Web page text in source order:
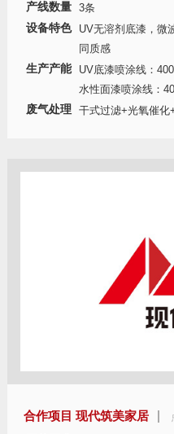
产线数量
3条
设备特色
UV无溶剂底漆，微
同质感
生产产能
UV底漆喷涂线：
水性面漆喷涂线：
废气处理
干式过滤+光氧催化
合作项目 现代筑美家居